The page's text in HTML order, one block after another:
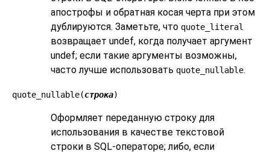
апострофы и обратная косая черта при этом
дублируются. Заметьте, что quote_literal
возвращает undef, когда получает аргумент
undef; если такие аргументы возможны,
часто лучше использовать quote_nullable.
quote_nullable(строка)
Оформляет переданную строку для
использования в качестве текстовой
строки в SQL-операторе; либо, если